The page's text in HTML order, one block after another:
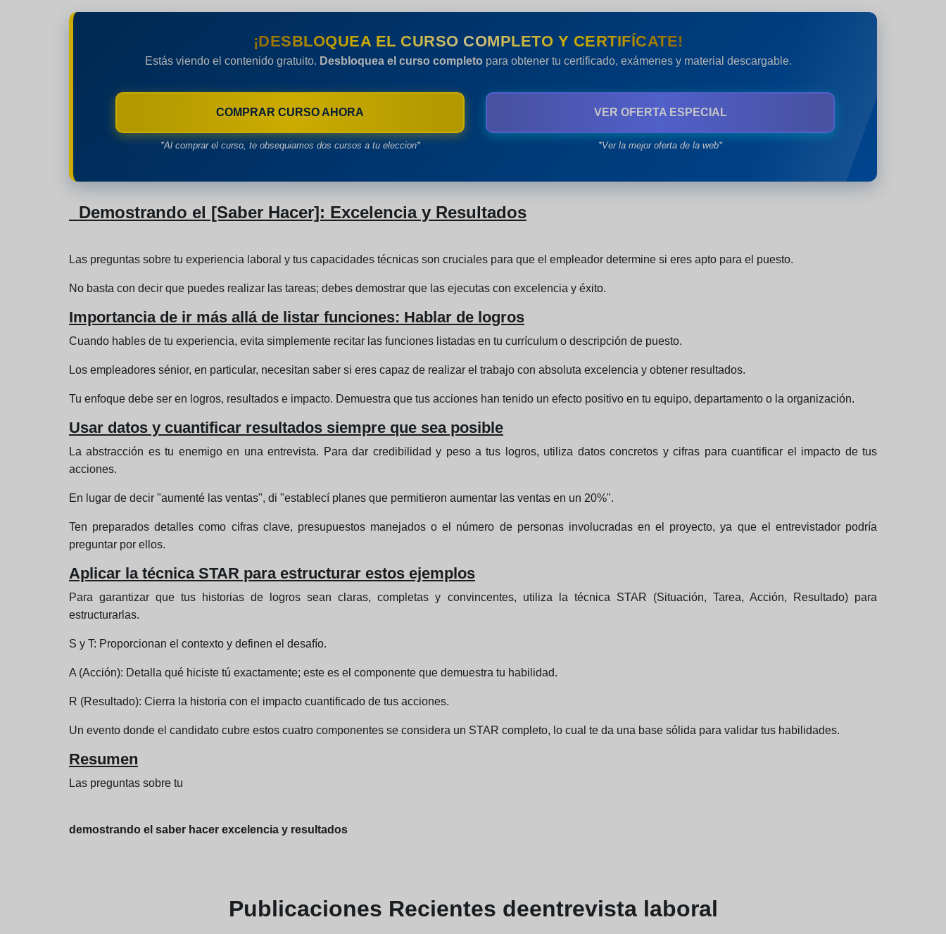
¡DESBLOQUEA EL CURSO COMPLETO Y CERTIFÍCATE!
Estás viendo el contenido gratuito. Desbloquea el curso completopara obtener tu certificado, exámenes y material descargable.
COMPRAR CURSO AHORA
*Al comprar el curso, te obsequiamos dos cursos a tu eleccion*
VER OFERTA ESPECIAL
*Ver la mejor oferta de la web*
Demostrando el [Saber Hacer]: Excelencia y Resultados
Las preguntas sobre tu experiencia laboral y tus capacidades técnicas son cruciales para que el empleador determine si eres apto para el puesto.
No basta con decir que puedes realizar las tareas; debes demostrar que las ejecutas con excelencia y éxito.
Importancia de ir más allá de listar funciones: Hablar de logros
Cuando hables de tu experiencia, evita simplemente recitar las funciones listadas en tu currículum o descripción de puesto.
Los empleadores sénior, en particular, necesitan saber si eres capaz de realizar el trabajo con absoluta excelencia y obtener resultados.
Tu enfoque debe ser en logros, resultados e impacto. Demuestra que tus acciones han tenido un efecto positivo en tu equipo, departamento o la organización.
Usar datos y cuantificar resultados siempre que sea posible
La abstracción es tu enemigo en una entrevista. Para dar credibilidad y peso a tus logros, utiliza datos concretos y cifras para cuantificar el impacto de tus
acciones.
En lugar de decir "aumenté las ventas", di "establecí planes que permitieron aumentar las ventas en un 20%".
Ten preparados detalles como cifras clave, presupuestos manejados o el número de personas involucradas en el proyecto, ya que el entrevistador podría
preguntar por ellos.
Aplicar la técnica STAR para estructurar estos ejemplos
Para garantizar que tus historias de logros sean claras, completas y convincentes, utiliza la técnica STAR (Situación, Tarea, Acción, Resultado) para
estructurarlas.
S y T: Proporcionan el contexto y definen el desafío.
A (Acción): Detalla qué hiciste tú exactamente; este es el componente que demuestra tu habilidad.
R (Resultado): Cierra la historia con el impacto cuantificado de tus acciones.
Un evento donde el candidato cubre estos cuatro componentes se considera un STAR completo, lo cual te da una base sólida para validar tus habilidades.
Resumen
Las preguntas sobre tu
demostrando el saber hacer excelencia y resultados
Publicaciones Recientes deentrevista laboral